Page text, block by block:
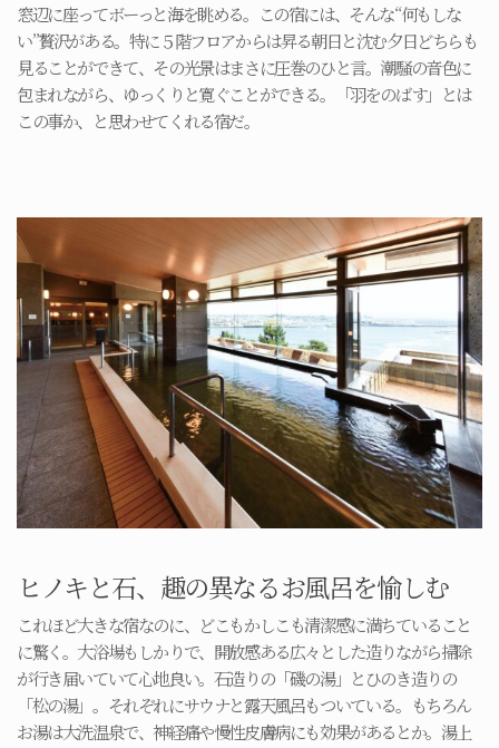
窓辺に座ってボーっと海を眺める。この宿には、そんな“何もしな
い”贅沢がある。特に５階フロアからは昇る朝日と沈む夕日どちらも
見ることができて、その光景はまさに圧巻のひと言。潮騒の音色に
包まれながら、ゆっくりと寛ぐことができる。「羽をのばす」とは
この事か、と思わせてくれる宿だ。
ヒノキと石、趣の異なるお風呂を愉しむ
これほど大きな宿なのに、どこもかしこも清潔感に満ちていること
に驚く。大浴場もしかりで、開放感ある広々とした造りながら掃除
が行き届いていて心地良い。石造りの「磯の湯」とひのき造りの
「松の湯」。それぞれにサウナと露天風呂もついている。もちろん
お湯は大洗温泉で、神経痛や慢性皮膚病にも効果があるとか。湯上